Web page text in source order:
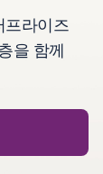
프라이즈
을 함께